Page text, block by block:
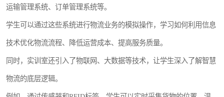
运输管理系统、订单管理系统等。
学生可以通过这些系统进行物流业务的模拟操作，学习如何利用信息
技术优化物流流程、降低运营成本、提高服务质量。
同时，实训室还引入了物联网、大数据等技术，让学生深入了解智慧
物流的底层逻辑。